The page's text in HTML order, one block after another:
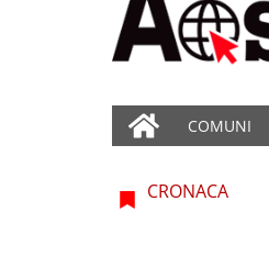
COMUNI
CRONACA